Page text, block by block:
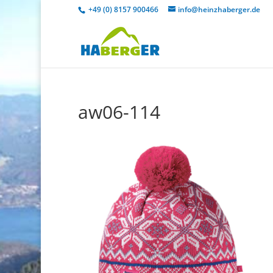
+49 (0) 8157 900466 info@heinzhaberger.de
aw06-114